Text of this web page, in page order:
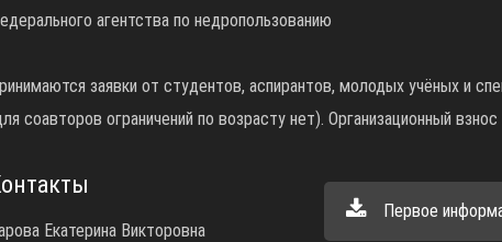
агентства по недропользованию
заявки от студентов, аспирантов, молодых учёных и
соавторов ограничений по возрасту нет). Организационный
Екатерина Викторовна
Первое